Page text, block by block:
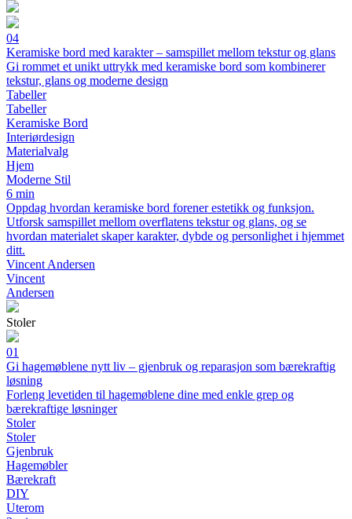
04
Keramiske bord med karakter – samspillet mellom tekstur og glans
Gi rommet et unikt uttrykk med keramiske bord som kombinerer
tekstur, glans og moderne design
Tabeller
Tabeller
Keramiske Bord
Interiørdesign
Materialvalg
Hjem
Moderne Stil
6 min
Oppdag hvordan keramiske bord forener estetikk og funksjon.
Utforsk samspillet mellom overflatens tekstur og glans, og se
hvordan materialet skaper karakter, dybde og personlighet i hjemmet
ditt.
Vincent Andersen
Vincent
Andersen
Stoler
01
Gi hagemøblene nytt liv – gjenbruk og reparasjon som bærekraftig
løsning
Forleng levetiden til hagemøblene dine med enkle grep og
bærekraftige løsninger
Stoler
Stoler
Gjenbruk
Hagemøbler
Bærekraft
DIY
Uterom